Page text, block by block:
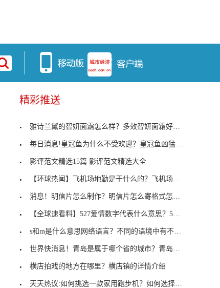
精彩推送
雅诗兰黛的智妍面霜怎么样？多效智妍面霜好用吗？
每日消息!皇冠鱼为什么不受欢迎？皇冠鱼凶猛吗？皇
影评范文精选15篇 影评范文精选大全
【环球热闻】飞机场地勤是干什么的？飞机场做地勤的
消息！明信片怎么制作？明信片怎么寄格式怎么写？
【全球速看料】527爱情数字代表什么意思？5278又是
s和m是什么意思网络语言？不同的语境中有不同的含义
世界快消息！青岛是属于哪个省的城市？青岛有哪些别
横店拍戏的地方在哪里？横店镇的详情介绍
天天热议:如何挑选一款家用跑步机？如何选择跑步机